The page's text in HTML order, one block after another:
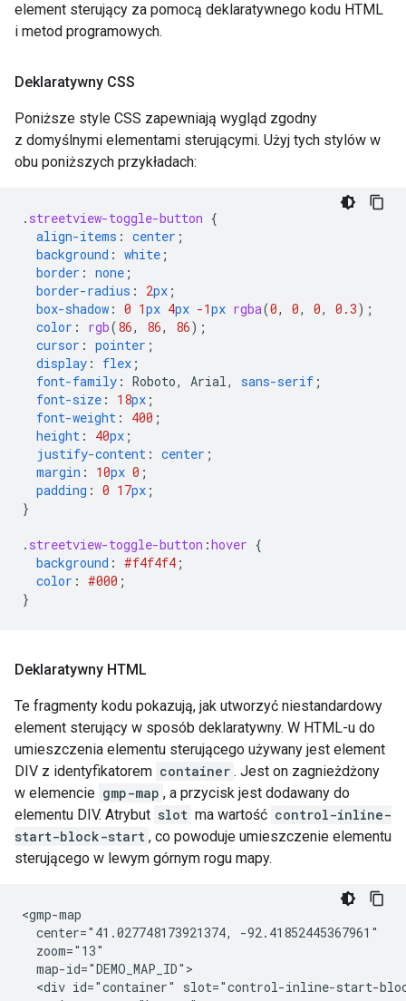
element sterujący za pomocą deklaratywnego kodu HTML
i metod programowych.
Deklaratywny CSS
Poniższe style CSS zapewniają wygląd zgodny
z domyślnymi elementami sterującymi. Użyj tych stylów w
obu poniższych przykładach:
. streetview-toggle-button {
align-items : center ;
background : white ;
border : none ;
border-radius : 2px ;
box-shadow : 0 1px 4px -1px rgba(0, 0, 0, 0.3);
color : rgb(86, 86, 86);
cursor : pointer ;
display : flex ;
font-family : Roboto, Arial, sans-serif ;
font-size : 18px ;
font-weight : 400 ;
height : 40px ;
justify-content : center ;
margin : 10px 0 ;
padding : 0 17px ;
}
. streetview-toggle-button :hover {
background : #f4f4f4 ;
color : #000 ;
}
Deklaratywny HTML
Te fragmenty kodu pokazują, jak utworzyć niestandardowy
element sterujący w sposób deklaratywny. W HTML-u do
umieszczenia elementu sterującego używany jest element
DIV z identyfikatorem container . Jest on zagnieżdżony
w elemencie gmp-map , a przycisk jest dodawany do
elementu DIV. Atrybut slot ma wartość control-inline-
start-block-start , co powoduje umieszczenie elementu
sterującego w lewym górnym rogu mapy.
<gmp-map
  center="41.027748173921374, -92.41852445367961"
  zoom="13"
  map-id="DEMO_MAP_ID">
<div id="container" slot="control-inline-start-